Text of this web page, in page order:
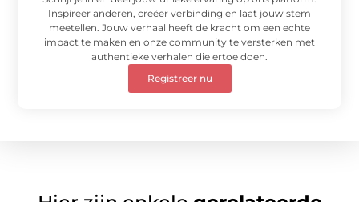
Inspireer anderen, creëer verbinding en laat jouw stem
meetellen. Jouw verhaal heeft de kracht om een echte
impact te maken en onze community te versterken met
authentieke verhalen die ertoe doen.
Registreer nu